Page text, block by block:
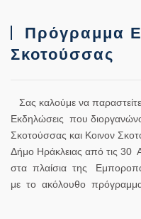
Πρόγραμμα
Σκοτούσσας
Σας καλούμε να παραστείτε
Εκδηλώσεις που
Σκοτούσσας και Κοινον
Δήμο Ηράκλειας από τις 30
στα πλαίσια της
με το ακόλουθο